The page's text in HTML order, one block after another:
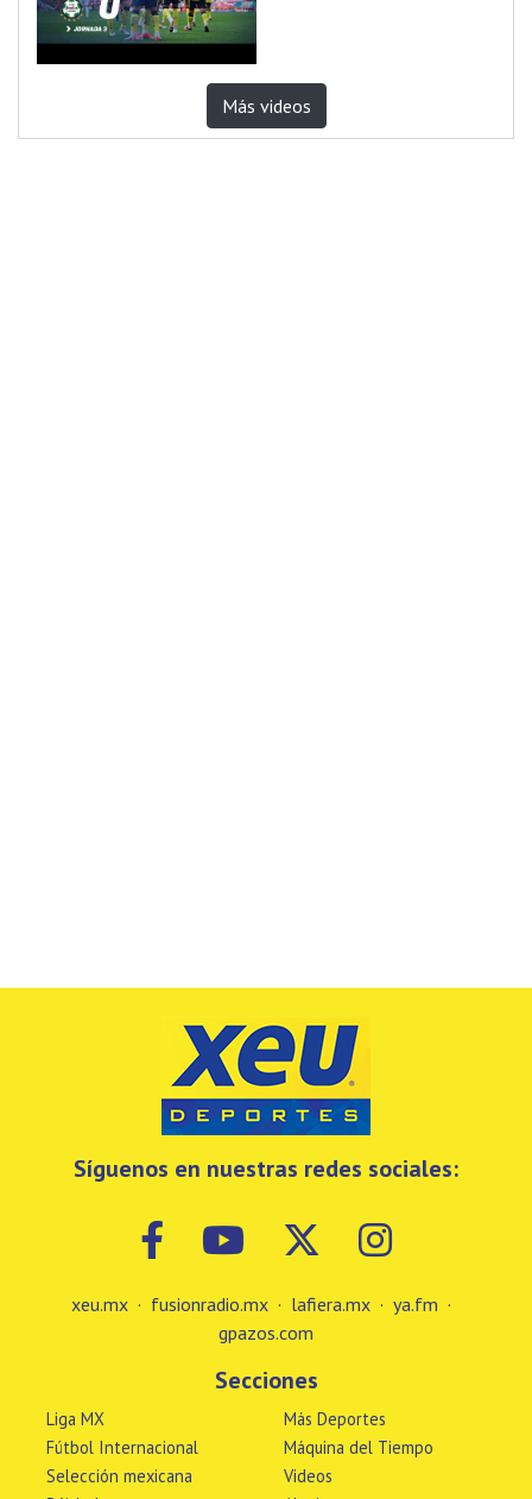
Más videos
Síguenos en nuestras redes sociales:
xeu.mx · fusionradio.mx · lafiera.mx · ya.fm ·
gpazos.com
Secciones
Liga MX
Fútbol Internacional
Selección mexicana
Más Deportes
Máquina del Tiempo
Videos